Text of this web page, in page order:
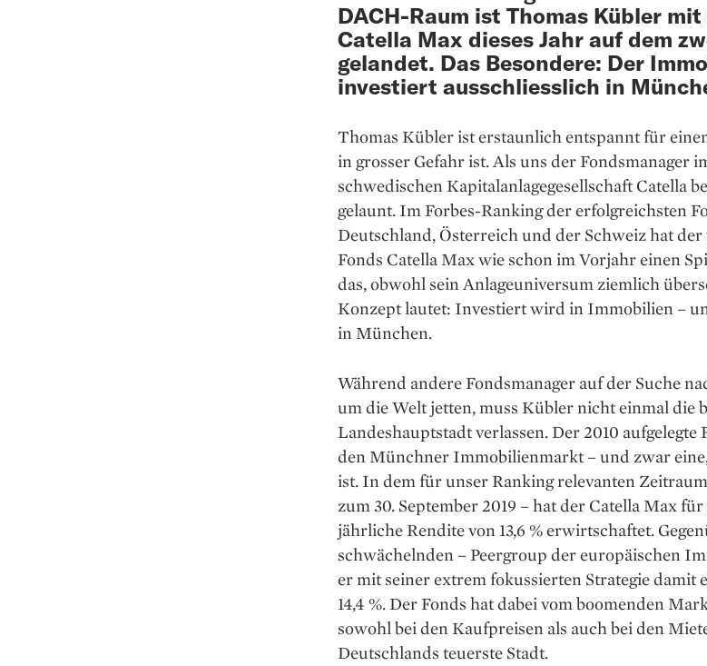
DACH-Raum ist Thomas Kübler
Catella Max dieses Jahr auf dem
gelandet. Das Besondere: Der
investiert ausschliesslich in
Thomas Kübler ist erstaunlich entspannt für
in grosser Gefahr ist. Als uns der Fondsmanager
schwedischen Kapitalanlagegesellschaft Catella
gelaunt. Im Forbes-­Ranking der erfolgreichsten
Deutschland, Österreich und der Schweiz hat der
Fonds Catella Max wie schon im Vorjahr einen
das, obwohl sein Anlage­universum ziemlich
Konzept lautet: Investiert wird in Immobilien –
in München.
Während andere Fondsmanager auf der ­Suche
um die Welt jetten, muss Kübler nicht einmal die
Landeshauptstadt verlassen. Der 2010 aufgelegte
den Münchner Immobilienmarkt – und zwar
ist. In dem für unser Ranking relevanten
zum 30. September 2019 – hat der Catella Max
jährliche Rendite von 13,6 % ­erwirtschaftet.
schwächelnden – Peergroup der europäischen
er mit seiner extrem fokussierten Strategie damit
14,4 %. Der Fonds hat dabei vom boomenden
sowohl bei den Kaufpreisen als auch bei den
Deutschlands teuerste Stadt.